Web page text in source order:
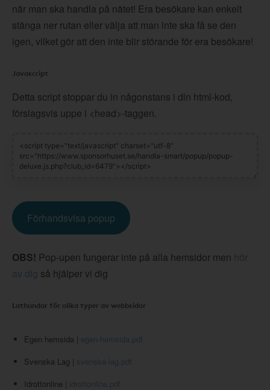
när man ska handla på nätet! Era besökare kan enkelt
stänga ner rutan eller välja att man inte ska få se den
igen, vilket gör att den inte blir störande för era besökare!
Javascript
Detta script stoppar du in någonstans i din html-kod,
förslagsvis uppe i <head>-taggen.
Förhandsvisa popup
OBS! Pop-upen fungerar inte på alla hemsidor men
hör
av dig så hjälper vi dig
Lathundar för olika typer av webbsidor
Egen hemsida |
egen-hemsida.pdf
Svenska Lag |
svenska-lag.pdf
Idrottonline | idrottonline.pdf